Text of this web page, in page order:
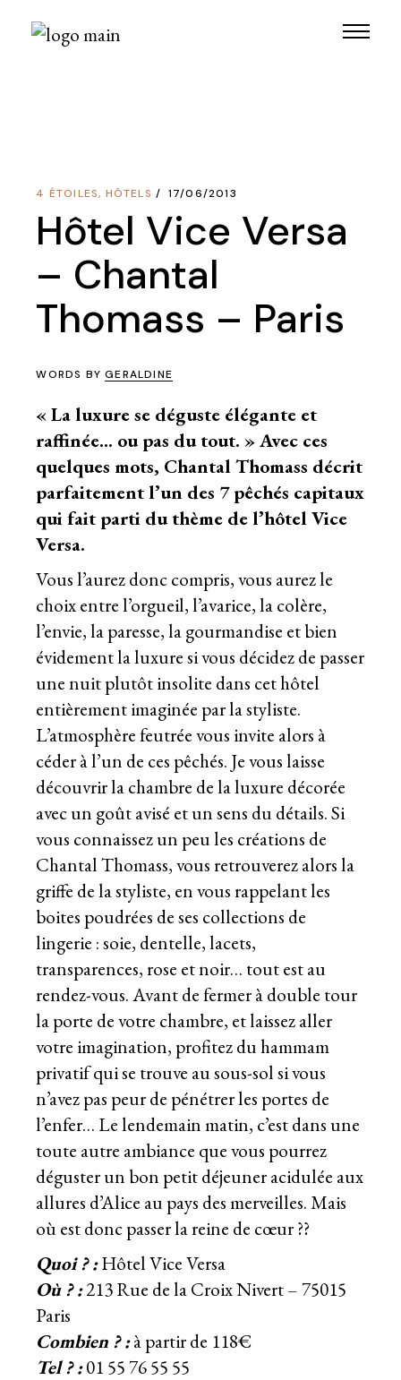
4 ÉTOILES, HÔTELS 17/06/2013
Hôtel Vice Versa
– Chantal
Thomass – Paris
WORDS BYGERALDINE
« La luxure se déguste élégante et
raffinée… ou pas du tout. » Avec ces
quelques mots, Chantal Thomass décrit
parfaitement l’un des 7 pêchés capitaux
qui fait parti du thème de l’hôtel Vice
Versa.
Vous l’aurez donc compris, vous aurez le
choix entre l’orgueil, l’avarice, la colère,
l’envie, la paresse, la gourmandise et bien
évidement la luxure si vous décidez de passer
une nuit plutôt insolite dans cet hôtel
entièrement imaginée par la styliste.
L’atmosphère feutrée vous invite alors à
céder à l’un de ces pêchés. Je vous laisse
découvrir la chambre de la luxure décorée
avec un goût avisé et un sens du détails. Si
vous connaissez un peu les créations de
Chantal Thomass, vous retrouverez alors la
griffe de la styliste, en vous rappelant les
boites poudrées de ses collections de
lingerie : soie, dentelle, lacets,
transparences, rose et noir… tout est au
rendez-vous. Avant de fermer à double tour
la porte de votre chambre, et laissez aller
votre imagination, profitez du hammam
privatif qui se trouve au sous-sol si vous
n’avez pas peur de pénétrer les portes de
l’enfer… Le lendemain matin, c’est dans une
toute autre ambiance que vous pourrez
déguster un bon petit déjeuner acidulée aux
allures d’Alice au pays des merveilles. Mais
où est donc passer la reine de cœur ??
Quoi ? :Hôtel Vice Versa
Où ? :213 Rue de la Croix Nivert – 75015
Paris
Combien ? :à partir de 118€
Tel ? :01 55 76 55 55